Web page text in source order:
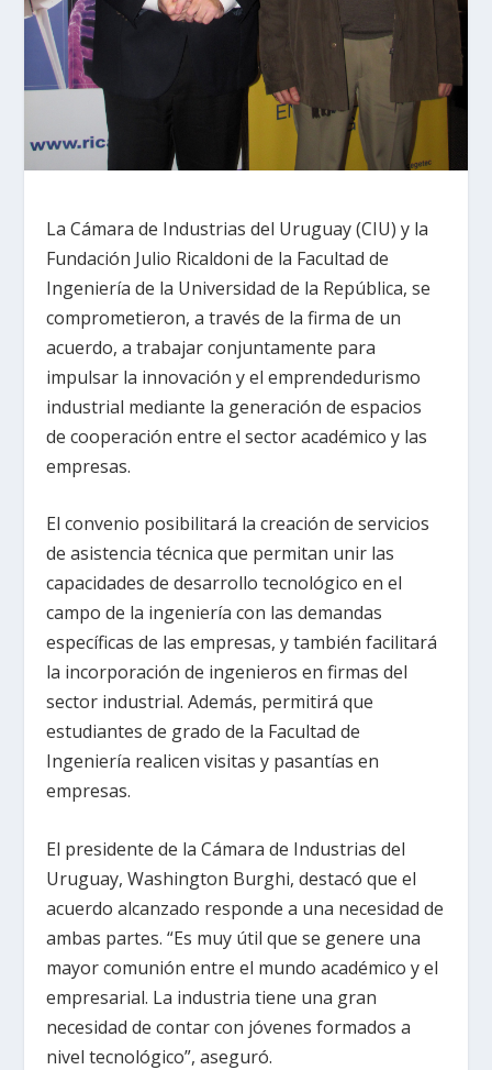
La Cámara de Industrias del Uruguay (CIU) y la
Fundación Julio Ricaldoni de la Facultad de
Ingeniería de la Universidad de la República, se
comprometieron, a través de la firma de un
acuerdo, a trabajar conjuntamente para
impulsar la innovación y el emprendedurismo
industrial mediante la generación de espacios
de cooperación entre el sector académico y las
empresas.
El convenio posibilitará la creación de servicios
de asistencia técnica que permitan unir las
capacidades de desarrollo tecnológico en el
campo de la ingeniería con las demandas
específicas de las empresas, y también facilitará
la incorporación de ingenieros en firmas del
sector industrial. Además, permitirá que
estudiantes de grado de la Facultad de
Ingeniería realicen visitas y pasantías en
empresas.
El presidente de la Cámara de Industrias del
Uruguay, Washington Burghi, destacó que el
acuerdo alcanzado responde a una necesidad de
ambas partes. “Es muy útil que se genere una
mayor comunión entre el mundo académico y el
empresarial. La industria tiene una gran
necesidad de contar con jóvenes formados a
nivel tecnológico”, aseguró.